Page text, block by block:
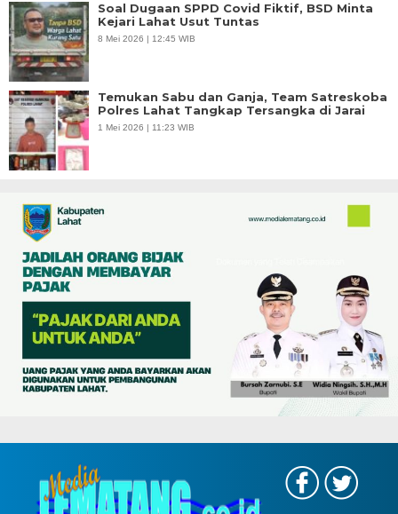
Soal Dugaan SPPD Covid Fiktif, BSD Minta
Kejari Lahat Usut Tuntas
8 Mei 2026 | 12:45 WIB
Temukan Sabu dan Ganja, Team Satreskoba
Polres Lahat Tangkap Tersangka di Jarai
1 Mei 2026 | 11:23 WIB